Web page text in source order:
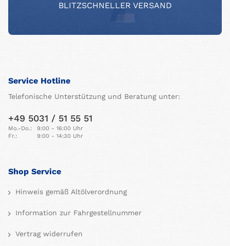
BLITZSCHNELLER VERSAND
Service Hotline
Telefonische Unterstützung und Beratung unter:
+49 5031 / 51 55 51
Mo.-Do.:
9:00 - 16:00 Uhr
Fr.:
9:00 - 14:30 Uhr
Shop Service
Hinweis gemäß Altölverordnung
Information zur Fahrgestellnummer
Vertrag widerrufen